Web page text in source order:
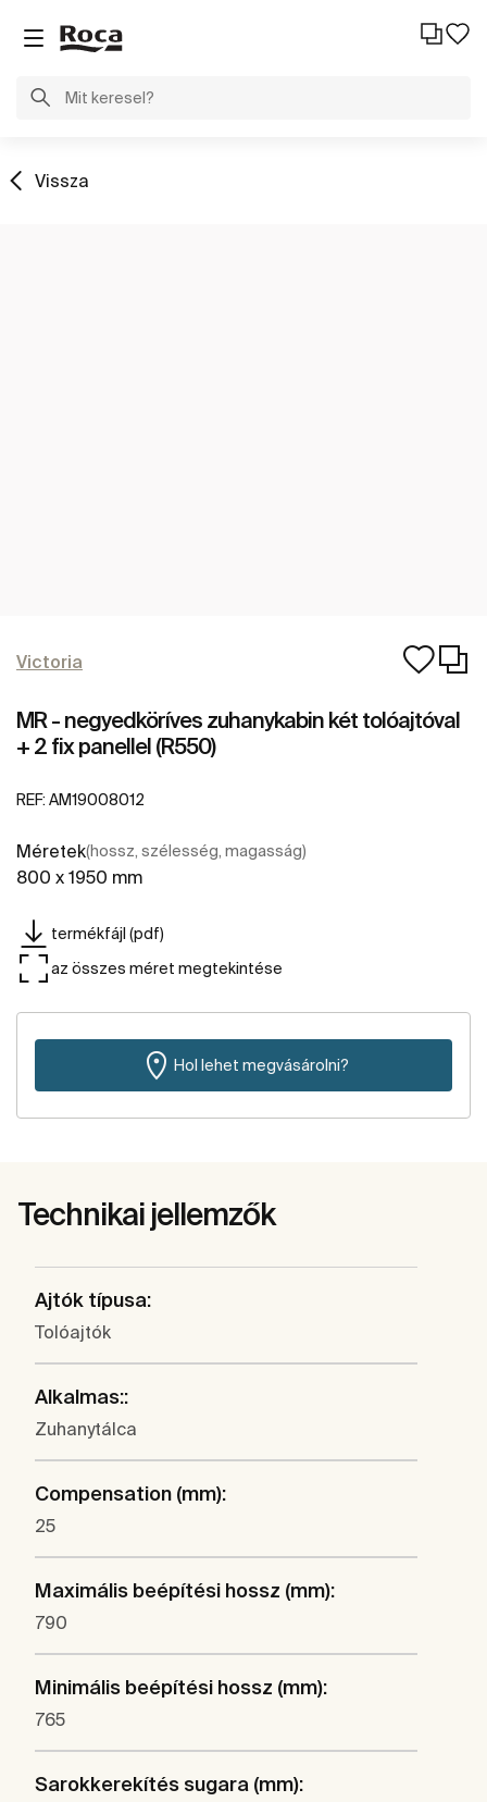
Vissza
Victoria
MR - negyedköríves zuhanykabin két tolóajtóval
+ 2 fix panellel (R550)
REF: AM19008012
Méretek(hossz, szélesség, magasság)
800 x 1950 mm
termékfájl (pdf)
az összes méret megtekintése
Hol lehet megvásárolni?
Technikai jellemzők
Ajtók típusa:
Tolóajtók
Alkalmas::
Zuhanytálca
Compensation (mm):
25
Maximális beépítési hossz (mm):
790
Minimális beépítési hossz (mm):
765
Sarokkerekítés sugara (mm):